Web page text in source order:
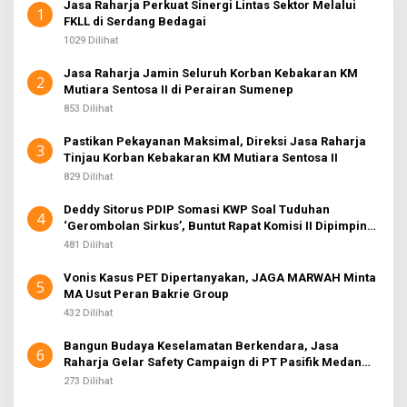
1
Jasa Raharja Perkuat Sinergi Lintas Sektor Melalui
FKLL di Serdang Bedagai
1029 Dilihat
2
Jasa Raharja Jamin Seluruh Korban Kebakaran KM
Mutiara Sentosa II di Perairan Sumenep
853 Dilihat
3
Pastikan Pekayanan Maksimal, Direksi Jasa Raharja
Tinjau Korban Kebakaran KM Mutiara Sentosa II
829 Dilihat
4
Deddy Sitorus PDIP Somasi KWP Soal Tuduhan
‘Gerombolan Sirkus’, Buntut Rapat Komisi II Dipimpin
Sufmi Dasco Ahmad
481 Dilihat
5
Vonis Kasus PET Dipertanyakan, JAGA MARWAH Minta
MA Usut Peran Bakrie Group
432 Dilihat
6
Bangun Budaya Keselamatan Berkendara, Jasa
Raharja Gelar Safety Campaign di PT Pasifik Medan
Industri
273 Dilihat